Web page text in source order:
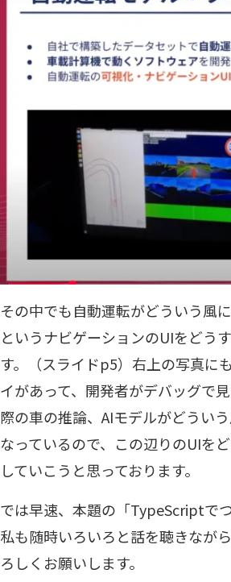
その中でも自動運転がどういう風
というナビゲーションのUIをどう
す。（スライドp5）右上の写真に
イがあって、開発者がデバッグで
際の車の推論、AIモデルがどうい
なっているので、この辺りのUIを
していこうと思っております。
では早速、本題の「TypeScriptで
私も随時いろいろと話を聴きなが
ろしくお願いします。